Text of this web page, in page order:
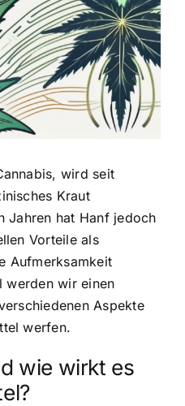
wird seit
Kraut
Jahren hat Hanf jedoch
Vorteile als
Aufmerksamkeit
werden wir einen
Aspekte
werfen.
wie wirkt es